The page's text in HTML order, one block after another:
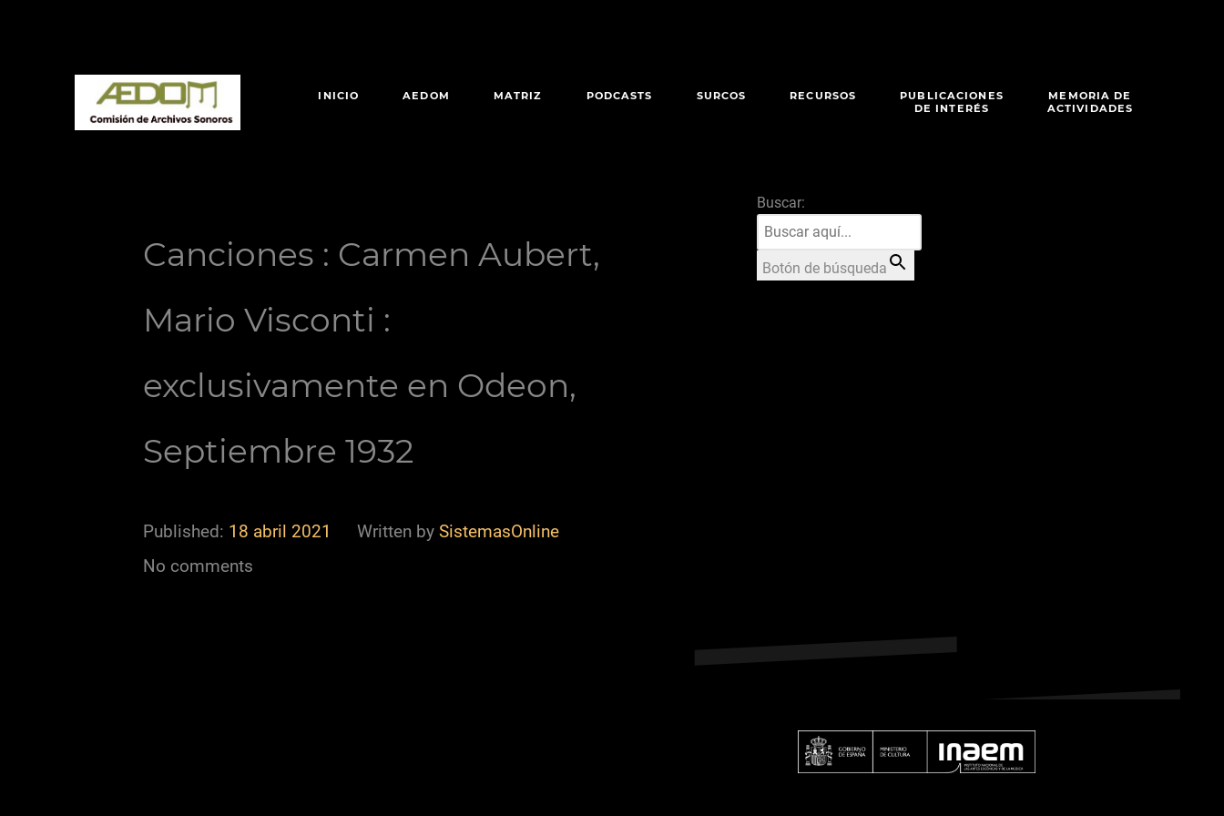
INICIO AEDOM MATRIZ PODCASTS SURCOS RECURSOS
PUBLICACIONES
DE INTERÉS
MEMORIA DE
ACTIVIDADES
Canciones : Carmen Aubert,
Mario Visconti :
exclusivamente en Odeon,
Septiembre 1932
Published: 18 abril 2021 Written by SistemasOnline
No comments
Buscar:
Botón de búsqueda